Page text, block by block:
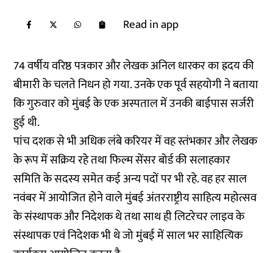
Read in app
74 वर्षीय वरिष्ठ पत्रकार और लेखक अनिल धारकर का ह्रदय की
बीमारी के चलते निधन हो गया. उनके एक पूर्व सहयोगी ने बताया
कि गुरुवार को मुंबई के एक अस्पताल में उनकी बाईपास सर्जरी
हुई थी.
पांच दशक से भी अधिक लंबे करियर में वह स्तंभकार और लेखक
के रूप में सक्रिय रहे तथा फिल्म सेंसर बोर्ड की सलाहकार
समिति के सदस्य समेत कई अन्य पदों पर भी रहे. वह हर साल
नवंबर में आयोजित होने वाले मुंबई अंतरराष्ट्रीय साहित्य महोत्सव
के संस्थापक और निदेशक थे तथा साथ ही लिटरेचर लाइव के
संस्थापक एवं निदेशक भी थे जो मुंबई में साल भर साहित्यिक